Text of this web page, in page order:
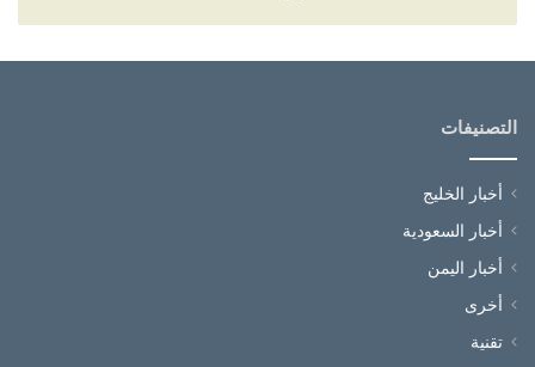
التصنيفات
أخبار الخليج
أخبار السعودية
أخبار اليمن
أخرى
تقنية